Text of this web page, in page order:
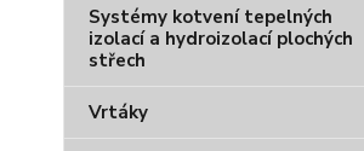
Systémy kotvení tepelných
izolací a hydroizolací plochých
střech
Vrtáky